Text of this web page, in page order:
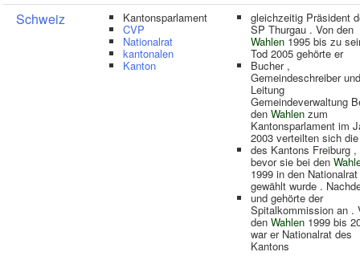
Schweiz Kantonsparlament
CVP
Nationalrat
kantonalen
Kanton
gleichzeitig Präsident
SP Thurgau . Von den
Wahlen 1995 bis zu
Tod 2005 gehörte er
Bucher ,
Gemeindeschreiber und
Leitung
Gemeindeverwaltung
den Wahlen zum
Kantonsparlament im
2003 verteilten sich die
des Kantons Freiburg ,
bevor sie bei den
1999 in den Nationalrat
gewählt wurde .
und gehörte der
Spitalkommission an .
den Wahlen 1999 bis
war er Nationalrat des
Kantons